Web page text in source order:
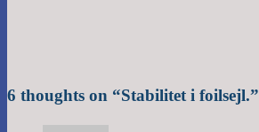
6 thoughts on “Stabilitet i foilsejl.”